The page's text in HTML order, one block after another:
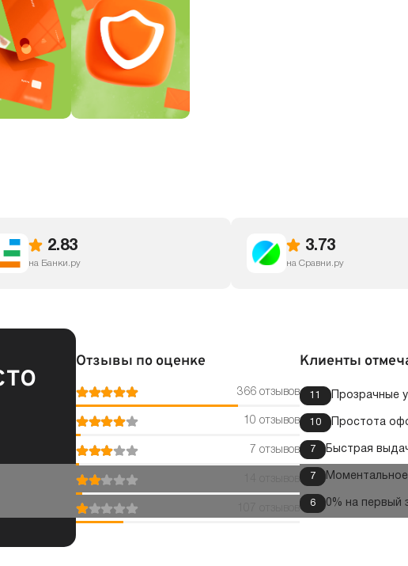
2.83
на Банки.ру
3.73
на Сравни.ру
Отзывы по оценке
366 отзывов
10 отзывов
7 отзывов
Клиенты
11 Прозрачные
10 Простота
7 Быстрая
7 Моментальное
6 0% на первый